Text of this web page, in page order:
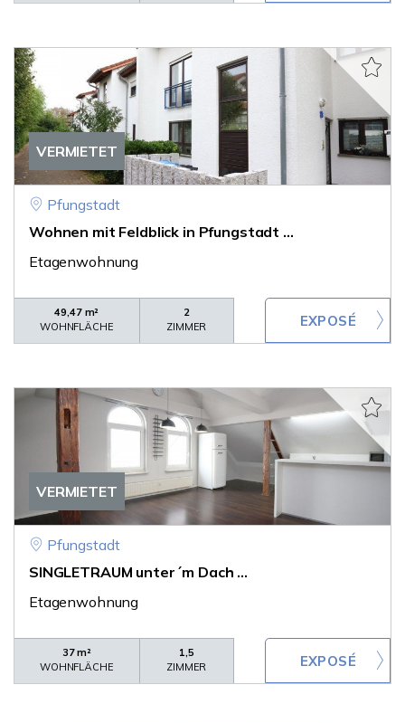
VERMIETET
Pfungstadt
Wohnen mit Feldblick in Pfungstadt ...
Etagenwohnung
49,47 m²
WOHNFLÄCHE
2
ZIMMER
VERMIETET
Pfungstadt
SINGLETRAUM unter´m Dach ...
Etagenwohnung
37 m²
WOHNFLÄCHE
1,5
ZIMMER